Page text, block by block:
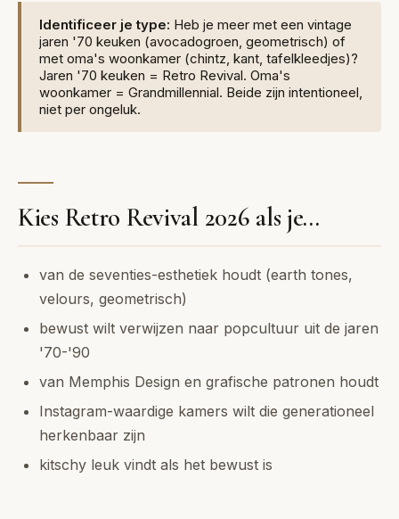
Identificeer je type: Heb je meer met een vintage
jaren '70 keuken (avocadogroen, geometrisch) of
met oma's woonkamer (chintz, kant, tafelkleedjes)?
Jaren '70 keuken = Retro Revival. Oma's
woonkamer = Grandmillennial. Beide zijn intentioneel,
niet per ongeluk.
Kies Retro Revival 2026 als je...
van de seventies-esthetiek houdt (earth tones,
velours, geometrisch)
bewust wilt verwijzen naar popcultuur uit de jaren
'70-'90
van Memphis Design en grafische patronen houdt
Instagram-waardige kamers wilt die generationeel
herkenbaar zijn
kitschy leuk vindt als het bewust is